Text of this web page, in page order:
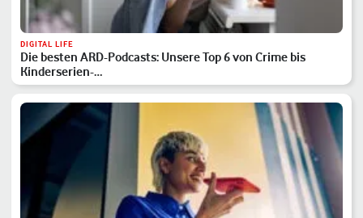
DIGITAL LIFE
Die besten ARD-Podcasts: Unsere Top 6 von Crime bis
Kinderserien-…